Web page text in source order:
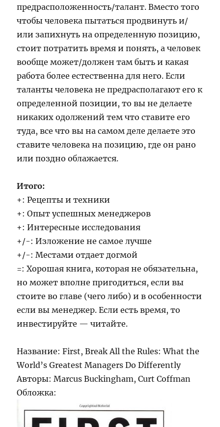
предрасположенность/талант. Вместо того
чтобы человека пытаться продвинуть и/
или запихнуть на определенную позицию,
стоит потратить время и понять, а человек
вообще может/должен там быть и какая
работа более естественна для него. Если
таланты человека не предрасполагают его к
определенной позиции, то вы не делаете
никаких одолжений тем что ставите его
туда, все что вы на самом деле делаете это
ставите человека на позицию, где он рано
или поздно облажается.
Итого:
+: Рецепты и техники
+: Опыт успешных менеджеров
+: Интересные исследования
+/-: Изложение не самое лучше
+/-: Местами отдает догмой
=: Хорошая книга, которая не обязательна,
но может вполне пригодиться, если вы
стоите во главе (чего либо) и в особенности
если вы менеджер. Если есть время, то
инвестируйте — читайте.
Название: First, Break All the Rules: What the
World’s Greatest Managers Do Differently
Авторы: Marcus Buckingham, Curt Coffman
Обложка: